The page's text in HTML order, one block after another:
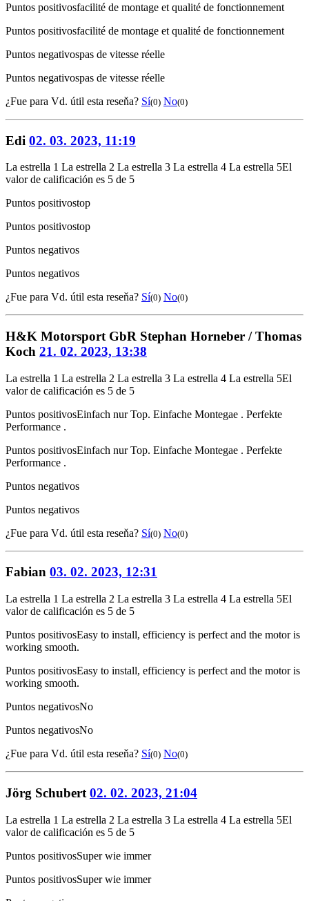
Puntos positivosfacilité de montage et qualité de fonctionnement
Puntos positivosfacilité de montage et qualité de fonctionnement
Puntos negativospas de vitesse réelle
Puntos negativospas de vitesse réelle
¿Fue para Vd. útil esta reseňa? Sí(0) No(0)
Edi 02. 03. 2023, 11:19
La estrella 1 La estrella 2 La estrella 3 La estrella 4 La estrella 5El
valor de calificación es 5 de 5
Puntos positivostop
Puntos positivostop
Puntos negativos
Puntos negativos
¿Fue para Vd. útil esta reseňa? Sí(0) No(0)
H&K Motorsport GbR Stephan Horneber / Thomas
Koch 21. 02. 2023, 13:38
La estrella 1 La estrella 2 La estrella 3 La estrella 4 La estrella 5El
valor de calificación es 5 de 5
Puntos positivosEinfach nur Top. Einfache Montegae . Perfekte
Performance .
Puntos positivosEinfach nur Top. Einfache Montegae . Perfekte
Performance .
Puntos negativos
Puntos negativos
¿Fue para Vd. útil esta reseňa? Sí(0) No(0)
Fabian 03. 02. 2023, 12:31
La estrella 1 La estrella 2 La estrella 3 La estrella 4 La estrella 5El
valor de calificación es 5 de 5
Puntos positivosEasy to install, efficiency is perfect and the motor is
working smooth.
Puntos positivosEasy to install, efficiency is perfect and the motor is
working smooth.
Puntos negativosNo
Puntos negativosNo
¿Fue para Vd. útil esta reseňa? Sí(0) No(0)
Jörg Schubert 02. 02. 2023, 21:04
La estrella 1 La estrella 2 La estrella 3 La estrella 4 La estrella 5El
valor de calificación es 5 de 5
Puntos positivosSuper wie immer
Puntos positivosSuper wie immer